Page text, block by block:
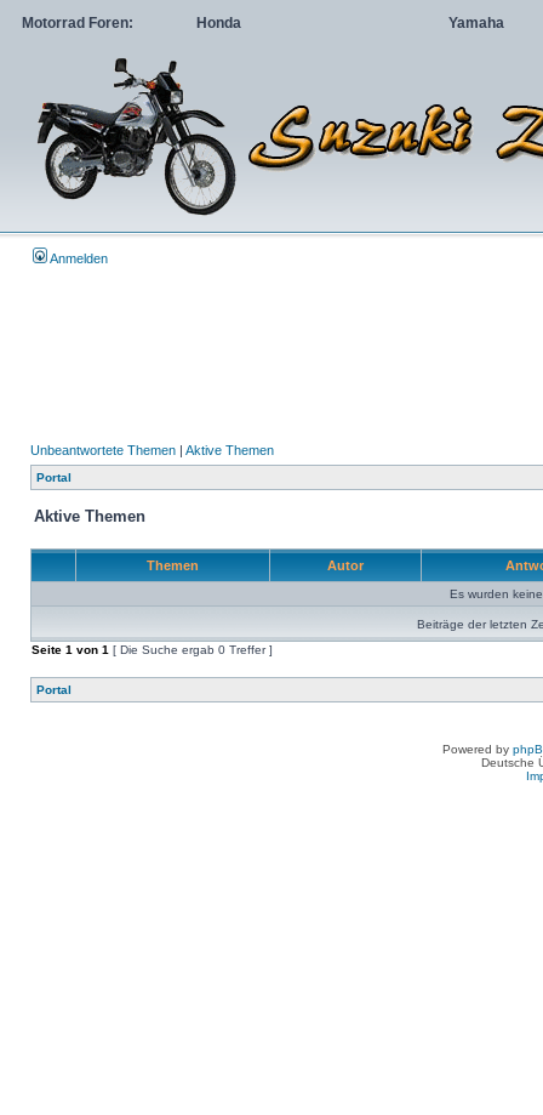
Motorrad Foren: Honda Yamaha
Anmelden
Unbeantwortete Themen | Aktive Themen
Portal
Aktive Themen
Themen Autor
Es wurden
Beiträge der letzten
Seite 1 von 1 [ Die Suche ergab 0 Treffer ]
Portal
Powered by
Deutsche